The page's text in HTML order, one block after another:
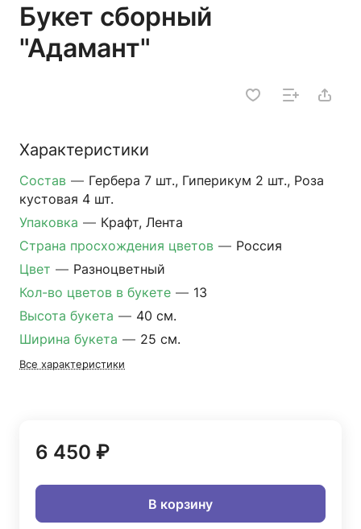
Букет сборный
"Адамант"
Характеристики
Состав — Гербера 7 шт., Гиперикум 2 шт., Роза
кустовая 4 шт.
Упаковка — Крафт, Лента
Страна просхождения цветов — Россия
Цвет — Разноцветный
Кол-во цветов в букете — 13
Высота букета — 40 см.
Ширина букета — 25 см.
Все характеристики
6 450 ₽
В корзину